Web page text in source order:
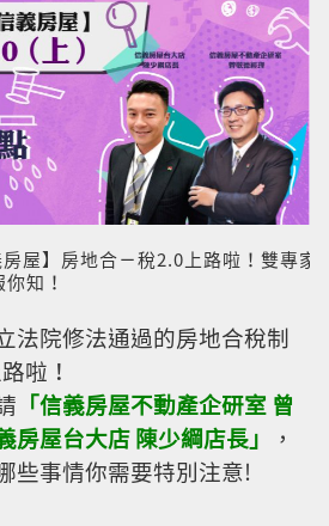
屋】房地合ㄧ稅2.0上路啦！雙專家
知！
法院修法通過的房地合稅制
啦！
「信義房屋不動產企研室 曾
房屋台大店 陳少綱店長」
，
些事情你需要特別注意!